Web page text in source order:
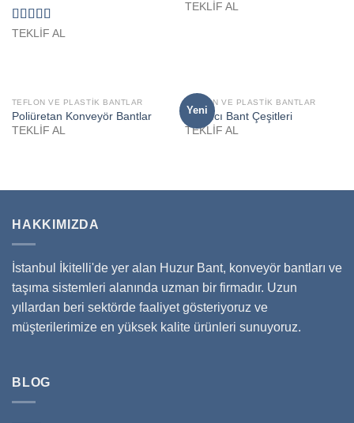
Rated4.50
TEKLİF AL
TEKLİF AL
TEFLON VE PLASTIK BANTLAR
Poliüretan Konveyör Bantlar
TEKLİF AL
Yeni
TEFLON VE PLASTIK BANTLAR
Taşıyıcı Bant Çeşitleri
TEKLİF AL
HAKKIMIZDA
İstanbul İkitelli'de yer alan Huzur Bant, konveyör bantları ve
taşıma sistemleri alanında uzman bir firmadır. Uzun
yıllardan beri sektörde faaliyet gösteriyoruz ve
müşterilerimize en yüksek kalite ürünleri sunuyoruz.
BLOG